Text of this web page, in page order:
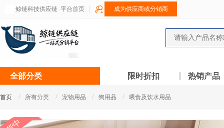
鲸链科技供应链 平台首页 成为供应商或分销商
全部分类 限时折扣 热销产品
首页 / 所有分类 / 宠物用品 / 狗用品 / 喂食及饮水用品